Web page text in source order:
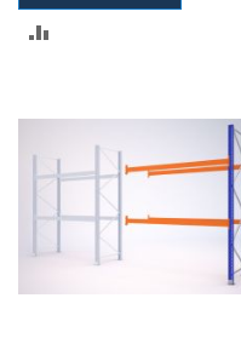
POROVNÁNÍ